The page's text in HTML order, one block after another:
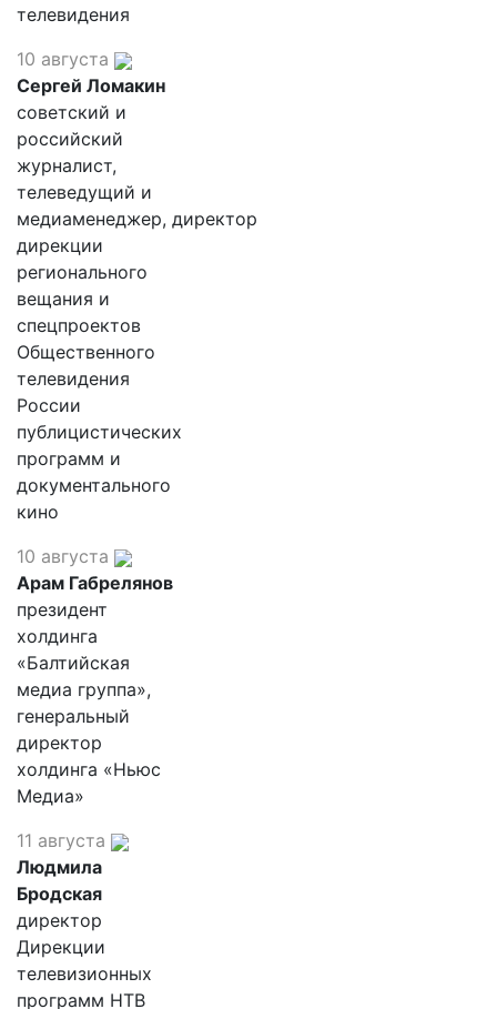
телевидения
10 августа
Сергей Ломакин
советский и
российский
журналист,
телеведущий и
медиаменеджер, директор
дирекции
регионального
вещания и
спецпроектов
Общественного
телевидения
России
публицистических
программ и
документального
кино
10 августа
Арам Габрелянов
президент
холдинга
«Балтийская
медиа группа»,
генеральный
директор
холдинга «Ньюс
Медиа»
11 августа
Людмила
Бродская
директор
Дирекции
телевизионных
программ НТВ